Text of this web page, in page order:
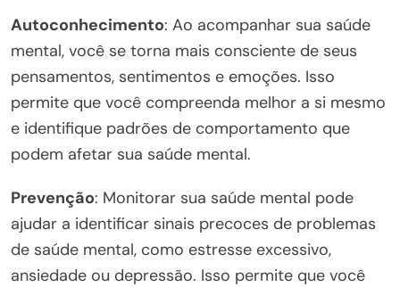
Autoconhecimento: Ao acompanhar sua saúde
mental, você se torna mais consciente de seus
pensamentos, sentimentos e emoções. Isso
permite que você compreenda melhor a si mesmo
e identifique padrões de comportamento que
podem afetar sua saúde mental.
Prevenção: Monitorar sua saúde mental pode
ajudar a identificar sinais precoces de problemas
de saúde mental, como estresse excessivo,
ansiedade ou depressão. Isso permite que você